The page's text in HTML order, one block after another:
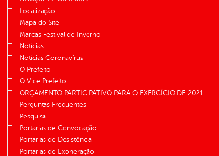
Localização
Mapa do Site
Marcas Festival de Inverno
Notícias
Notícias Coronavírus
O Prefeito
O Vice Prefeito
ORÇAMENTO PARTICIPATIVO PARA O EXERCÍCIO DE 2021
Perguntas Frequentes
Pesquisa
Portarias de Convocação
Portarias de Desistência
Portarias de Exoneração